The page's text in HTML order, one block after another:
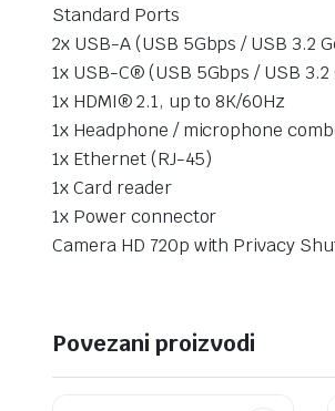
Standard Ports
2x USB-A (USB 5Gbps / USB 3.2
1x USB-C® (USB 5Gbps / USB
1x HDMI® 2.1, up to 8K/60Hz
1x Headphone / microphone
1x Ethernet (RJ-45)
1x Card reader
1x Power connector
Camera HD 720p with Privacy
Povezani proizvodi